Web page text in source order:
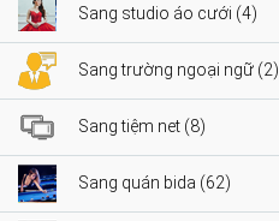
Sang studio áo cưới (4)
Sang trường ngoại ngữ (2)
Sang tiệm net (8)
Sang quán bida (62)